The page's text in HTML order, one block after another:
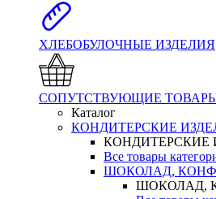
ХЛЕБОБУЛОЧНЫЕ ИЗДЕЛИЯ
СОПУТСТВУЮЩИЕ
Каталог
КОНДИТЕРСКИЕ
КОНДИТЕРСКИЕ
Все товары
ШОКОЛАД,
ШОКОЛАД,